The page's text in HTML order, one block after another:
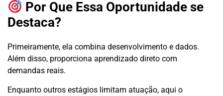
Por Que Essa Oportunidade se
Destaca?
Primeiramente, ela combina desenvolvimento e dados.
Além disso, proporciona aprendizado direto com
demandas reais.
Enquanto outros estágios limitam atuação, aqui o